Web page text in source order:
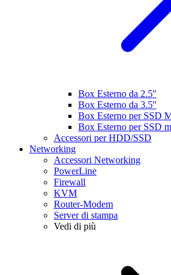
Box Esterno da 2.5''
Box Esterno da 3.5''
Box Esterno per SSD
Box Esterno per SSD
Accessori per HDD/SSD
Networking
Accessori Networking
PowerLine
Firewall
KVM
Router-Modem
Server di stampa
Vedi di più